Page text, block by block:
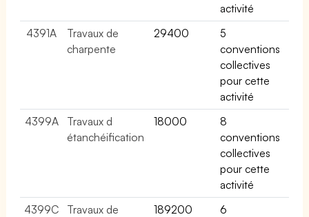
activité
4391A
Travaux de
charpente
29400
5
conventions
collectives
pour cette
activité
4399A
Travaux d
étanchéification
18000
8
conventions
collectives
pour cette
activité
4399C
Travaux de
189200
6